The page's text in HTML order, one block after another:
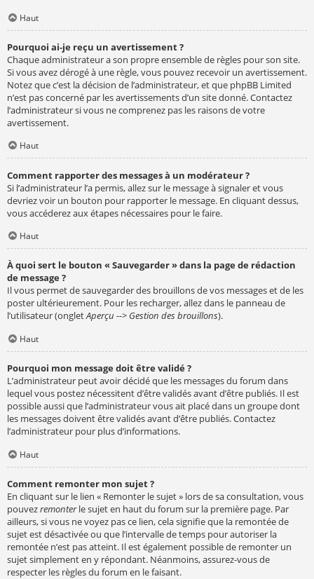
Haut
Pourquoi ai-je reçu un avertissement ?
Chaque administrateur a son propre ensemble de règles pour son site.
Si vous avez dérogé à une règle, vous pouvez recevoir un avertissement.
Notez que c’est la décision de l’administrateur, et que phpBB Limited
n’est pas concerné par les avertissements d’un site donné. Contactez
l’administrateur si vous ne comprenez pas les raisons de votre
avertissement.
Haut
Comment rapporter des messages à un modérateur ?
Si l’administrateur l’a permis, allez sur le message à signaler et vous
devriez voir un bouton pour rapporter le message. En cliquant dessus,
vous accéderez aux étapes nécessaires pour le faire.
Haut
À quoi sert le bouton « Sauvegarder » dans la page de rédaction
de message ?
Il vous permet de sauvegarder des brouillons de vos messages et de les
poster ultérieurement. Pour les recharger, allez dans le panneau de
l’utilisateur (ongletAperçu --> Gestion des brouillons).
Haut
Pourquoi mon message doit être validé ?
L’administrateur peut avoir décidé que les messages du forum dans
lequel vous postez nécessitent d’être validés avant d’être publiés. Il est
possible aussi que l’administrateur vous ait placé dans un groupe dont
les messages doivent être validés avant d’être publiés. Contactez
l’administrateur pour plus d’informations.
Haut
Comment remonter mon sujet ?
En cliquant sur le lien « Remonter le sujet » lors de sa consultation, vous
pouvezremonterle sujet en haut du forum sur la première page. Par
ailleurs, si vous ne voyez pas ce lien, cela signifie que la remontée de
sujet est désactivée ou que l’intervalle de temps pour autoriser la
remontée n’est pas atteint. Il est également possible de remonter un
sujet simplement en y répondant. Néanmoins, assurez-vous de
respecter les règles du forum en le faisant.